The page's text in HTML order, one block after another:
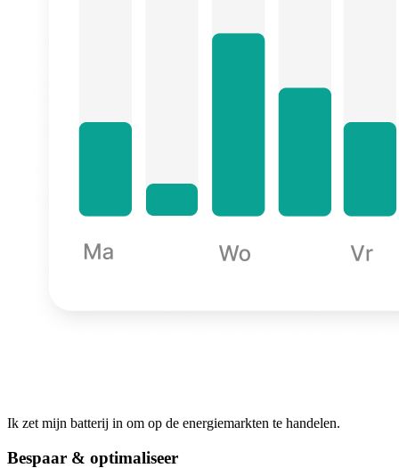
Ik zet mijn batterij in om op de energiemarkten te handelen.
Bespaar & optimaliseer